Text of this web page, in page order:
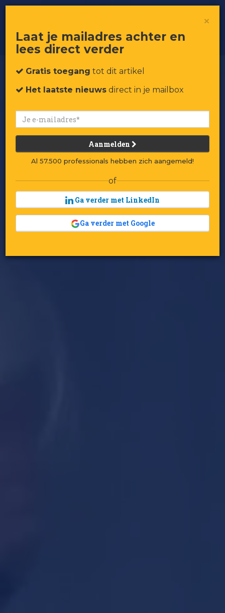
×
Laat je mailadres achter en
lees direct verder
Gratis toegang tot dit artikel
Het laatste nieuws direct in je mailbox
Aanmelden
Al 57.500 professionals hebben zich aangemeld!
of
Ga verder met LinkedIn
Ga verder met Google